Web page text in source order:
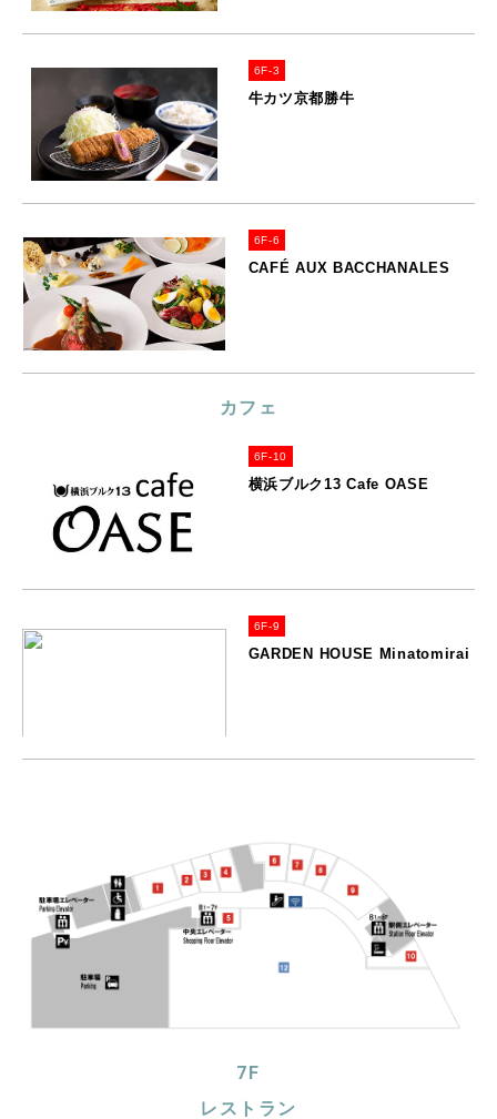
6F-3
牛カツ京都勝牛
6F-6
CAFÉ AUX BACCHANALES
カフェ
6F-10
横浜ブルク13 Cafe OASE
6F-9
GARDEN HOUSE Minatomirai
7F
レストラン